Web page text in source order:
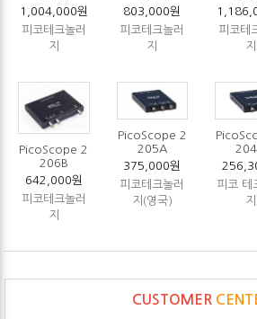
1,004,000원
피코테크놀러
지
803,000원
피코테크놀러
지
피코테
지
PicoScope 2
206B
642,000원
피코테크놀러
지
PicoScope 2
205A
375,000원
피코테크놀러
지(영국)
피코 테
지
CUSTOMER